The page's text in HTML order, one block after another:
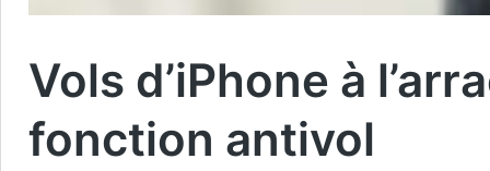
Vols d’iPhone à
fonction antivol